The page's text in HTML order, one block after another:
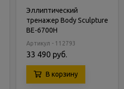
Эллиптический
тренажер Body Sculpture
BE-6700H
Артикул - 112793
33 490 руб.
В корзину